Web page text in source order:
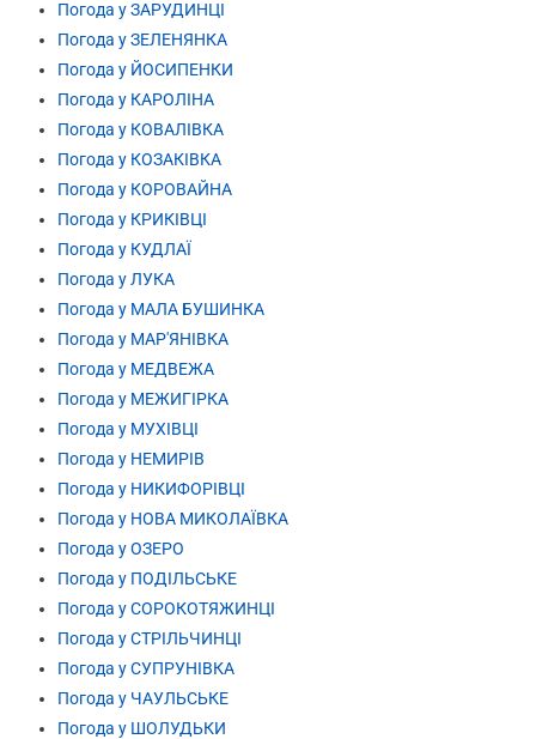
Погода у ЗАРУДИНЦІ
Погода у ЗЕЛЕНЯНКА
Погода у ЙОСИПЕНКИ
Погода у КАРОЛІНА
Погода у КОВАЛІВКА
Погода у КОЗАКІВКА
Погода у КОРОВАЙНА
Погода у КРИКІВЦІ
Погода у КУДЛАЇ
Погода у ЛУКА
Погода у МАЛА БУШИНКА
Погода у МАР'ЯНІВКА
Погода у МЕДВЕЖА
Погода у МЕЖИГІРКА
Погода у МУХІВЦІ
Погода у НЕМИРІВ
Погода у НИКИФОРІВЦІ
Погода у НОВА МИКОЛАЇВКА
Погода у ОЗЕРО
Погода у ПОДІЛЬСЬКЕ
Погода у СОРОКОТЯЖИНЦІ
Погода у СТРІЛЬЧИНЦІ
Погода у СУПРУНІВКА
Погода у ЧАУЛЬСЬКЕ
Погода у ШОЛУДЬКИ